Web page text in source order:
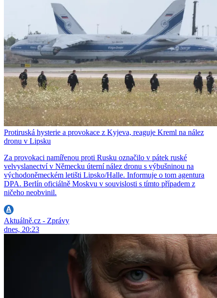
Protiruská hysterie a provokace z Kyjeva, reaguje Kreml na nález
dronu v Lipsku
Za provokaci namířenou proti Rusku označilo v pátek ruské
velvyslanectví v Německu úterní nález dronu s výbušninou na
východoněmeckém letišti Lipsko/Halle. Informuje o tom agentura
DPA. Berlín oficiálně Moskvu v souvislosti s tímto případem z
ničeho neobvinil.
Aktuálně.cz - Zprávy
dnes, 20:23